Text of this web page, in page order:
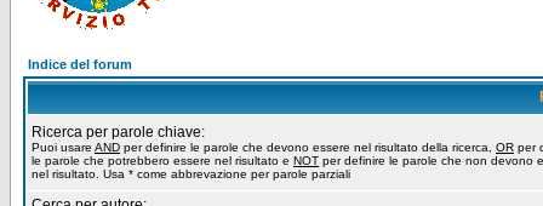
Indice del forum
Ricerca per parole chiave:
Puoi usare AND per definire le parole che devono essere nel risultato della ricerca, OR per
le parole che potrebbero essere nel risultato e NOT per definire le parole che non devono
nel risultato. Usa * come abbrevazione per parole parziali